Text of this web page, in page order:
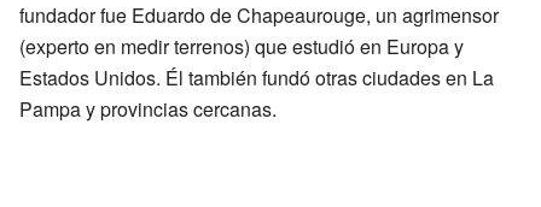
fundador fue Eduardo de Chapeaurouge, un agrimensor
(experto en medir terrenos) que estudió en Europa y
Estados Unidos. Él también fundó otras ciudades en La
Pampa y provincias cercanas.